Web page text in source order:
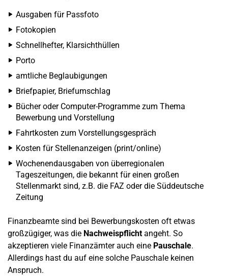
Ausgaben für Passfoto
Fotokopien
Schnellhefter, Klarsichthüllen
Porto
amtliche Beglaubigungen
Briefpapier, Briefumschlag
Bücher oder Computer-Programme zum Thema
Bewerbung und Vorstellung
Fahrtkosten zum Vorstellungsgespräch
Kosten für Stellenanzeigen (print/online)
Wochenendausgaben von überregionalen
Tageszeitungen, die bekannt für einen großen
Stellenmarkt sind, z.B. die FAZ oder die Süddeutsche
Zeitung
Finanzbeamte sind bei Bewerbungskosten oft etwas
großzügiger, was die Nachweispflichtangeht. So
akzeptieren viele Finanzämter auch eine Pauschale.
Allerdings hast du auf eine solche Pauschale keinen
Anspruch.